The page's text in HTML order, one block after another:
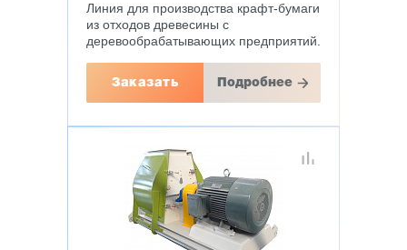
Линия для производства крафт-бумаги
из отходов древесины с
деревообрабатывающих предприятий.
Заказать Подробнее